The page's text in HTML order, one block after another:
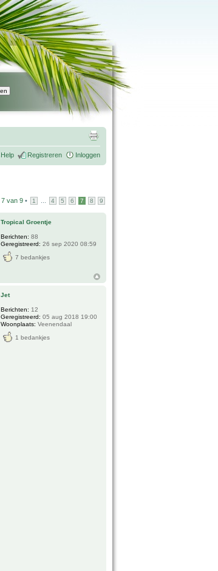
Help Registreren Inloggen
7 van 9 • 1 4 5 6 7 8 9
Tropical Groentje
Berichten: 88
Geregistreerd: 26 sep 2020 08:59
7 bedankjes
Jet
Berichten: 12
Geregistreerd: 05 aug 2018 19:00
Woonplaats: Veenendaal
1 bedankjes